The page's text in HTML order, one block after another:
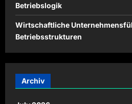
Betriebslogik
Wirtschaftliche
Betriebsstrukturen
Archiv